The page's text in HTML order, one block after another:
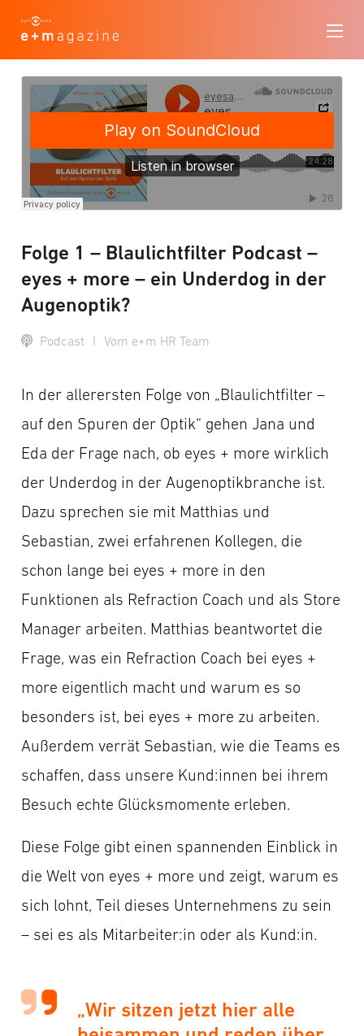
Folge 1 – Blaulichtfilter Podcast –
eyes + more – ein Underdog in der
Augenoptik?
Podcast I Vom e+m HR Team
In der allerersten Folge von „Blaulichtfilter –
auf den Spuren der Optik“ gehen Jana und
Eda der Frage nach, ob eyes + more wirklich
der Underdog in der Augenoptikbranche ist.
Dazu sprechen sie mit Matthias und
Sebastian, zwei erfahrenen Kollegen, die
schon lange bei eyes + more in den
Funktionen als Refraction Coach und als Store
Manager arbeiten. Matthias beantwortet die
Frage, was ein Refraction Coach bei eyes +
more eigentlich macht und warum es so
besonders ist, bei eyes + more zu arbeiten.
Außerdem verrät Sebastian, wie die Teams es
schaffen, dass unsere Kund:innen bei ihrem
Besuch echte Glücksmomente erleben.
Diese Folge gibt einen spannenden Einblick in
die Welt von eyes + more und zeigt, warum es
sich lohnt, Teil dieses Unternehmens zu sein
– sei es als Mitarbeiter:in oder als Kund:in.
„Wir sitzen jetzt hier alle